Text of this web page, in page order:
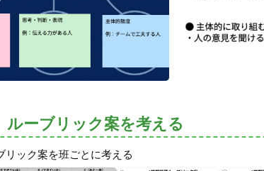
ルーブリック案を考える
リック案を班ごとに考える